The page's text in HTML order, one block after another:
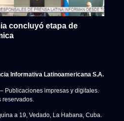
concluyó etapa de
Informativa Latinoamericana S.A.
Publicaciones impresas y digitales.
reservados.
a 19, Vedado, La Habana, Cuba.